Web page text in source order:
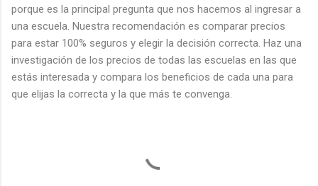
porque es la principal pregunta que nos hacemos al ingresar a
una escuela. Nuestra recomendación es comparar precios
para estar 100% seguros y elegir la decisión correcta. Haz una
investigación de los precios de todas las escuelas en las que
estás interesada y compara los beneficios de cada una para
que elijas la correcta y la que más te convenga.